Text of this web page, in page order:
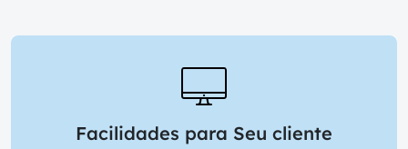
Facilidades para Seu cliente